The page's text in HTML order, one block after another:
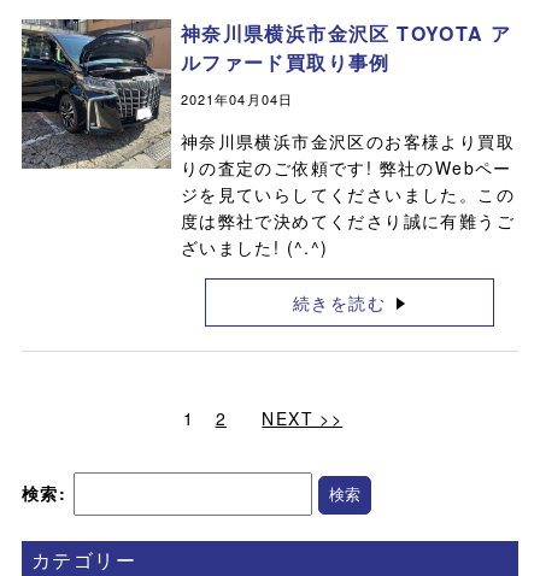
神奈川県横浜市金沢区 TOYOTA ア
ルファード買取り事例
2021年04月04日
神奈川県横浜市金沢区のお客様より買取
りの査定のご依頼です! 弊社のWebペー
ジを見ていらしてくださいました。この
度は弊社で決めてくださり誠に有難うご
ざいました! (^.^)
続きを読む
1 2 NEXT >>
検索:
カテゴリー